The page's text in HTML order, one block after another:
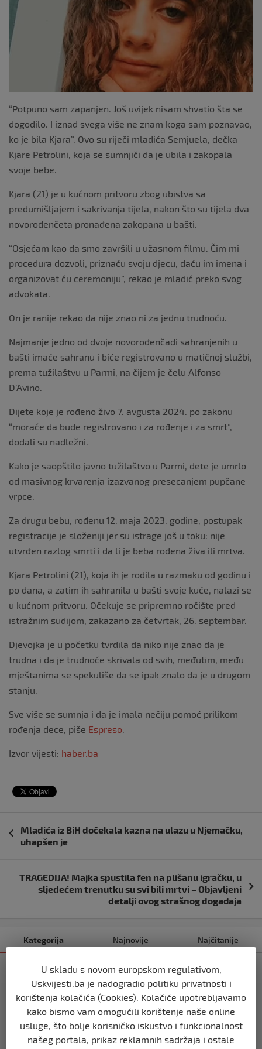
k
“Potpuno sam zapanjen. Još uvijek nisam shvatio šta se
dogodilo. I iznad svega više ne znam koga sam poznavao,
ko je bila Kjara”. Ovo su riječi mladića Semjuela, dečka
Kjare Petrolini, koja se sumnjiči da je ubila i zakopala
svoje bebe.
Kjara (21) je u kućnom pritvoru zbog ubistva sa
predumišljajem i sakrivanja tijela, nakon što su tijela dva
novorođenčeta pronađena zakopana u bašti.
“Osjećam kao da smo završili u užasnom filmu. Čim mi
procedura dozvoli, priznaću svoju djecu, daću im imena i
organizovat ću ceremoniju”, rekao je mladić preko svog
advokata.
On je ranije rekao da nije znao ni za jednu trudnoću.
Najmanje jedno od dvoje novorođenčadi sahranjenih u
bašti imaće sahranu i biće registrovano u matičnoj službi,
prema tužilaštvu u Parmi, na čijem je čelu Alfonso
D’Avino.
Dijete koje je rođeno živo 7. avgusta 2024. po zakonu
“moraće da bude registrovano i za rođenje i za smrt”,
dodali su nadležni.
Kako je saopštilo javno tužilaštvo u Parmi, dete je umrlo
od masivnog krvarenja izazvanog presecanjem pupčane
vrpce.
Za drugu bebu, rođenu 12. maja 2023. godine, postupak
registracije je složeniji jer su istrage još u toku: nije
utvrđen razlog smrti i da li je beba rođena živa ili mrtva.
Kjara Petrolini (21), koja ih je rodila u razmaku od godinu i
po dana, a zatim ih sahranila u bašti svoje kuće, nalazi se
u kućnom pritvoru. Očekuje se pripremno ročište pred
istražnim sudijom, zakazano za četvrtak, 26. septembar.
Djevojka je u početku tvrdila da niko nije znao da je
trudna i da je trudnoće skrivala od svih, međutim, među
mještanima se spekuliše da se ipak znalo da je u drugom
stanju.
Sve više se sumnja i da je imala nečiju pomoć prilikom
rođenja dece, piše Espreso
Izvor vijesti: haber.ba
objava
Mladića iz BiH dočekala kazna na ulazu u Njemačku,
uhapšen je
TRAGEDIJA! Majka spustila fen na plišanu igračku, u
sljedećem trenutku su svi bili mrtvi – Objavljeni
detalji ovog strašnog događaja
Kategorija Najnovije Najčitanije
SVIJET
Italijanski kapetan iz flotile za Gazu
primio islam nakon što su izraelske
snage prekinule molitvu njegove
posade
prije 10 mjeseci
U skladu s novom europskom regulativom,
Uskvijesti.ba je nadogradio politiku privatnosti i
korištenja kolačića (Cookies). Kolačiće upotrebljavamo
kako bismo vam omogućili korištenje naše online
usluge, što bolje korisničko iskustvo i funkcionalnost
našeg portala, prikaz reklamnih sadržaja i ostale